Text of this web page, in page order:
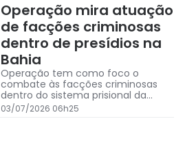
Operação mira atuação
de facções criminosas
dentro de presídios na
Bahia
Operação tem como foco o
combate às facções criminosas
dentro do sistema prisional da
Bahia
03/07/2026 06h25